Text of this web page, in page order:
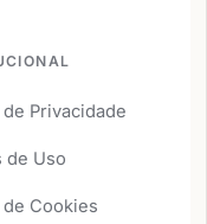
Privacidade
de Uso
Cookies